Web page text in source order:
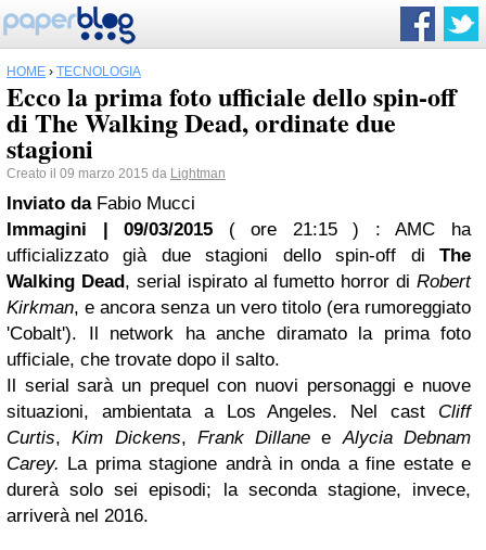
HOME › TECNOLOGIA
Ecco la prima foto ufficiale dello spin-off
di The Walking Dead, ordinate due
stagioni
Creato il 09 marzo 2015 da Lightman
Inviato da Fabio Mucci
Immagini | 09/03/2015
( ore 21:15 ) : AMC ha
ufficializzato già due stagioni dello spin-off di The
Walking Dead, serial ispirato al fumetto horror di Robert
Kirkman, e ancora senza un vero titolo (era rumoreggiato
'Cobalt'). Il network ha anche diramato la prima foto
ufficiale, che trovate dopo il salto.
Il serial sarà un prequel con nuovi personaggi e nuove
situazioni, ambientata a Los Angeles. Nel cast Cliff
Curtis,Kim Dickens, Frank Dillane eAlycia Debnam
Carey. La prima stagione andrà in onda a fine estate e
durerà solo sei episodi; la seconda stagione, invece,
arriverà nel 2016.